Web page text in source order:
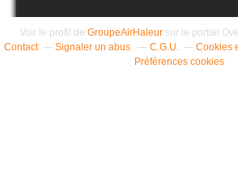
Voir le profil de GroupeAirHaleursur le portail
Contact
Signaler un abus C.G.U.
Cookies
Préférences cookies